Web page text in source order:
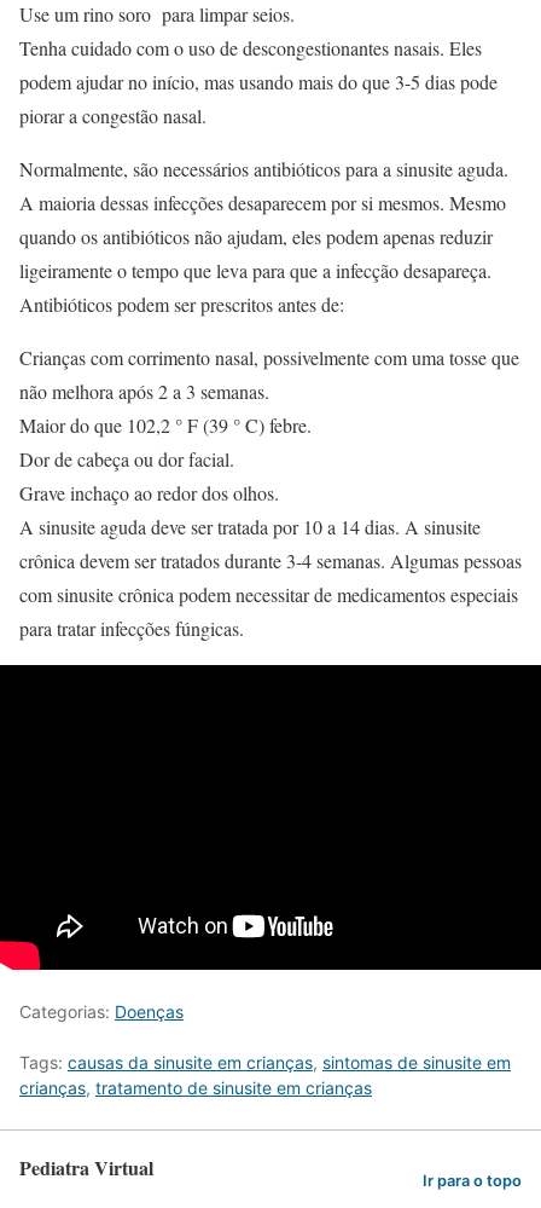
Use um rino soro para limpar seios.
Tenha cuidado com o uso de descongestionantes nasais. Eles
podem ajudar no início, mas usando mais do que 3-5 dias pode
piorar a congestão nasal.
Normalmente, são necessários antibióticos para a sinusite aguda.
A maioria dessas infecções desaparecem por si mesmos. Mesmo
quando os antibióticos não ajudam, eles podem apenas reduzir
ligeiramente o tempo que leva para que a infecção desapareça.
Antibióticos podem ser prescritos antes de:
Crianças com corrimento nasal, possivelmente com uma tosse que
não melhora após 2 a 3 semanas.
Maior do que 102,2 ° F (39 ° C) febre.
Dor de cabeça ou dor facial.
Grave inchaço ao redor dos olhos.
A sinusite aguda deve ser tratada por 10 a 14 dias. A sinusite
crônica devem ser tratados durante 3-4 semanas. Algumas pessoas
com sinusite crônica podem necessitar de medicamentos especiais
para tratar infecções fúngicas.
Categorias: Doenças
Tags: causas da sinusite em crianças, sintomas de sinusite em
crianças, tratamento de sinusite em crianças
Pediatra Virtual Ir para o topo